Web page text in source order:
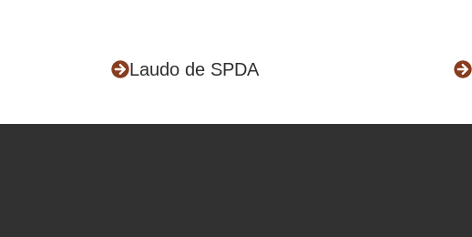
Laudo de SPDA